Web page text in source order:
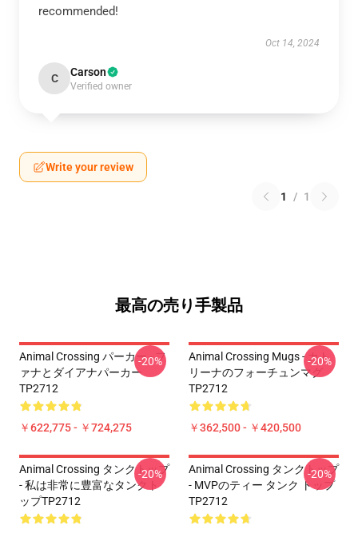
recommended!
Oct 14, 2024
C Carson
Verified owner
Write your review
1 / 1
最高の売り手製品
Animal Crossing パーカー - フ
ァナとダイアナパーカー
TP2712
￥622,775 - ￥724,275
-20%
Animal Crossing Mugs - カト
リーナのフォーチュンマグ
TP2712
￥362,500 - ￥420,500
-20%
Animal Crossing タンクトップ
- 私は非常に豊富なタンクト
ップTP2712
-20%
Animal Crossing タンクトップ
- MVPのティー タンク トップ
TP2712
-20%